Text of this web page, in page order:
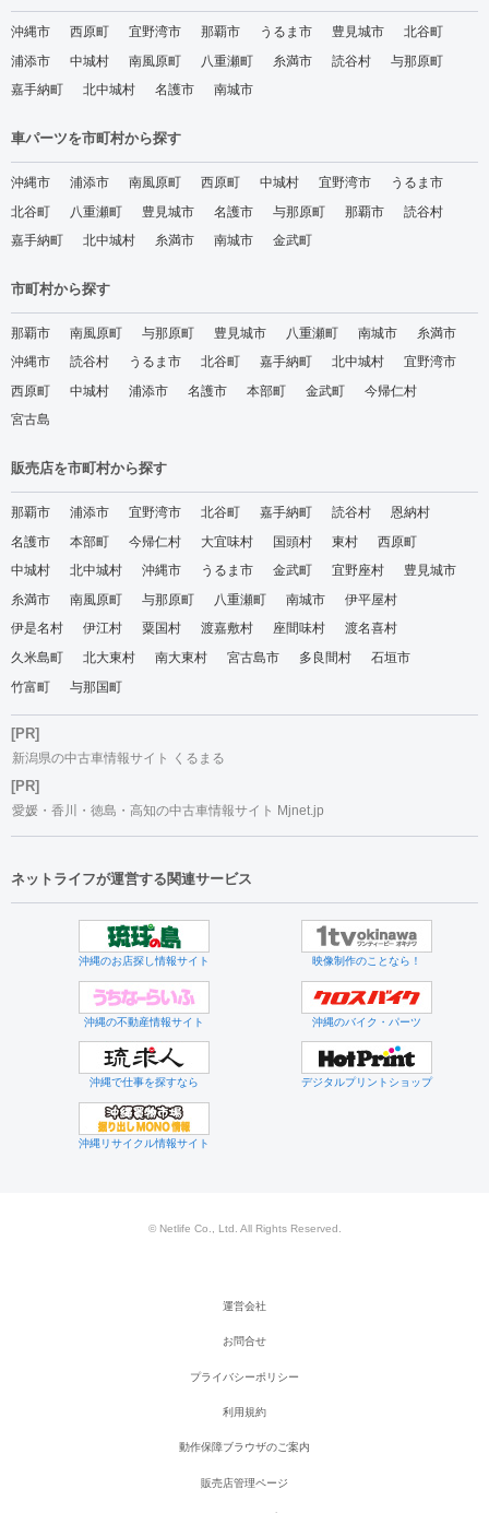
沖縄市 西原町 宜野湾市 那覇市 うるま市 豊見城市
北谷町
浦添市
中城村 南風原町 八重瀬町 糸満市 読谷村
与那原町
嘉手納町
北中城村 名護市 南城市
車パーツを市町村から探す
沖縄市 浦添市 南風原町 西原町 中城村 宜野湾市
うるま市
北谷町
八重瀬町 豊見城市 名護市 与那原町 那覇市
読谷村
嘉手納町
北中城村 糸満市 南城市 金武町
市町村から探す
那覇市 南風原町 与那原町 豊見城市 八重瀬町 南城市
糸満市
沖縄市
読谷村 うるま市 北谷町 嘉手納町 北中城村
宜野湾市
西原町
中城村 浦添市 名護市 本部町 金武町
今帰仁村
宮古島
販売店を市町村から探す
那覇市 浦添市 宜野湾市 北谷町 嘉手納町 読谷村
恩納村
名護市
本部町 今帰仁村 大宜味村 国頭村 東村
西原町
中城村
北中城村 沖縄市 うるま市 金武町 宜野座村
豊見城市
糸満市
南風原町 与那原町 八重瀬町 南城市
伊平屋村
伊是名村
伊江村 粟国村 渡嘉敷村 座間味村
渡名喜村
久米島町
北大東村 南大東村 宮古島市 多良間村
石垣市
竹富町
与那国町
[PR]
新潟県の中古車情報サイト くるまる
[PR]
愛媛・香川・徳島・高知の中古車情報サイト Mjnet.jp
ネットライフが運営する関連サービス
沖縄のお店探し情報サイト 映像制作のことなら！
沖縄の不動産情報サイト 沖縄のバイク・パーツ
沖縄で仕事を探すなら デジタルプリントショップ
沖縄リサイクル情報サイト
© Netlife Co., Ltd. All Rights Reserved.
運営会社
お問合せ
プライバシーポリシー
利用規約
動作保障ブラウザのご案内
販売店管理ページ